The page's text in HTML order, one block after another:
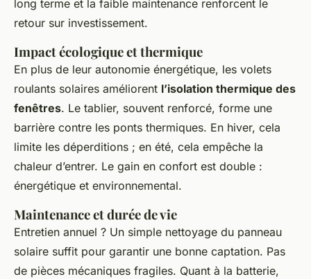
long terme et la faible maintenance renforcent le
retour sur investissement.
Impact écologique et thermique
En plus de leur autonomie énergétique, les volets
roulants solaires améliorent l’isolation thermique des
fenêtres. Le tablier, souvent renforcé, forme une
barrière contre les ponts thermiques. En hiver, cela
limite les déperditions ; en été, cela empêche la
chaleur d’entrer. Le gain en confort est double :
énergétique et environnemental.
Maintenance et durée de vie
Entretien annuel ? Un simple nettoyage du panneau
solaire suffit pour garantir une bonne captation. Pas
de pièces mécaniques fragiles. Quant à la batterie,